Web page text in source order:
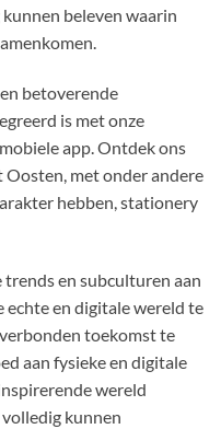
beleven waarin
betoverende
is met onze
app. Ontdek ons
met onder andere
hebben, stationery
trends en subculturen aan
echte en digitale wereld te
toekomst te
aan fysieke en digitale
wereld
kunnen